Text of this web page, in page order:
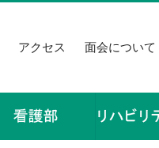
アクセス 面会について